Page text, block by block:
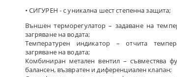
• СИГУРЕН - с уникална шест степенна защита;
Външен терморегулатор – задаване на
загряване на водата;
Температурен индикатор – отчита
загряване на водата;
Комбиниран метален вентил – съвместява
балансен, възвратен и диференциален клапан;